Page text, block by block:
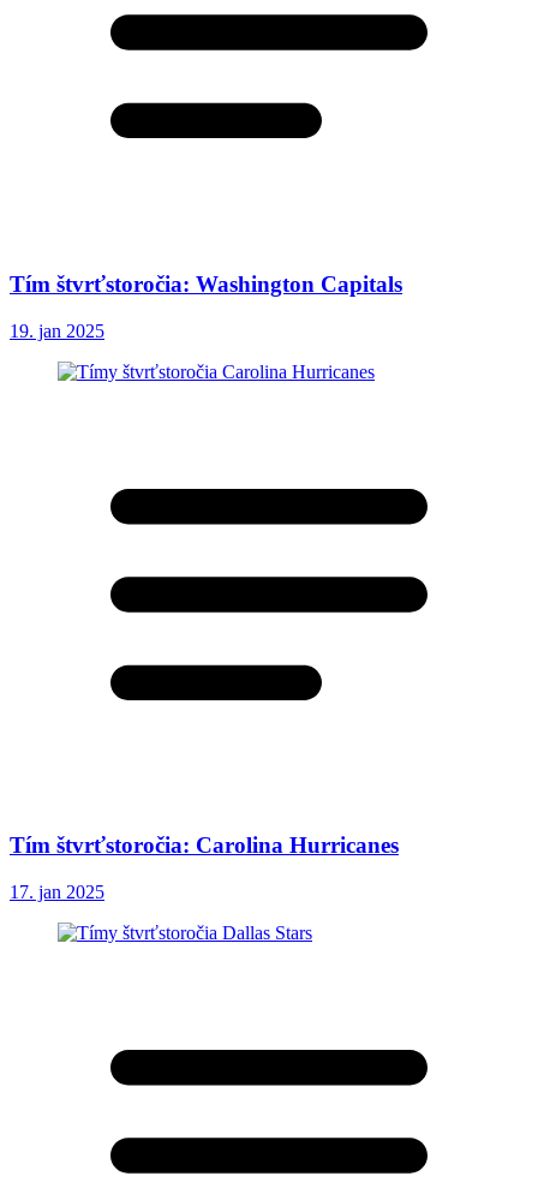
Tím štvrťstoročia: Washington Capitals
19. jan 2025
Tím štvrťstoročia: Carolina Hurricanes
17. jan 2025